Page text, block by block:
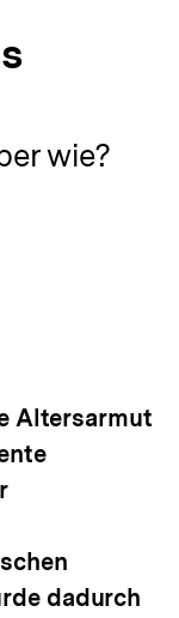
wie?
Altersarmut
dadurch